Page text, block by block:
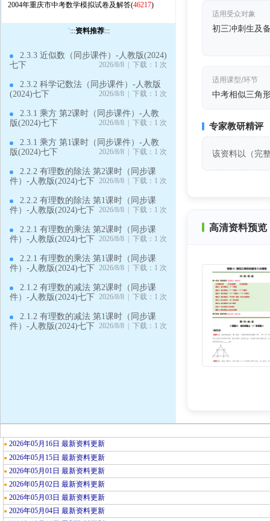
2004年重庆市中考数学模拟试卷及解答(46217)
`:::资料推荐:::
2.3.3 近似数（同步课件）-人教版(2024)
七下
2026/8/8 | 下载：1 次
2.3.2 科学记数法（同步课件）-人教版
(2024)七下
2026/8/8 | 下载：1 次
2.3.1 乘方 第2课时（同步课件）-人教
版(2024)七下
2026/8/8 | 下载：1 次
2.3.1 乘方 第1课时（同步课件）-人教
版(2024)七下
2026/8/8 | 下载：1 次
2.2.2 有理数的除法 第2课时（同步课
件）-人教版(2024)七下 2026/8/8 | 下载：1 次
2.2.2 有理数的除法 第1课时（同步课
件）-人教版(2024)七下 2026/8/8 | 下载：1 次
2.2.1 有理数的乘法 第2课时（同步课
件）-人教版(2024)七下 2026/8/8 | 下载：1 次
2.2.1 有理数的乘法 第1课时（同步课
件）-人教版(2024)七下 2026/8/8 | 下载：1 次
2.1.2 有理数的减法 第2课时（同步课
件）-人教版(2024)七下 2026/8/8 | 下载：1 次
2.1.2 有理数的减法 第1课时（同步课
件）-人教版(2024)七下 2026/8/8 | 下载：1 次
适用受众对象
初三冲刺生及
适用课型/环节
中考相似三角
专家教研精评
该资料以（完
高清资料预
● 2026年05月16日 最新资料更新
● 2026年05月15日 最新资料更新
● 2026年05月01日 最新资料更新
● 2026年05月02日 最新资料更新
● 2026年05月03日 最新资料更新
● 2026年05月04日 最新资料更新